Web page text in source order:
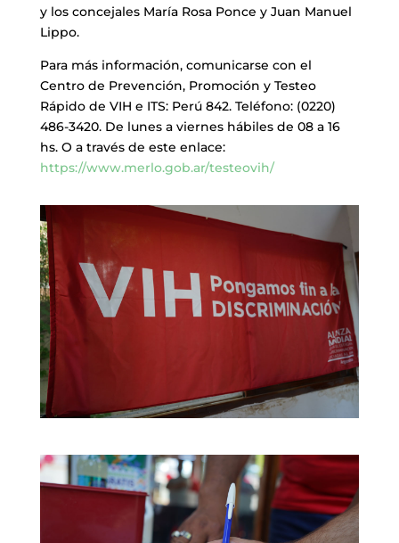
y los concejales María Rosa Ponce y Juan Manuel
Lippo.
Para más información, comunicarse con el
Centro de Prevención, Promoción y Testeo
Rápido de VIH e ITS: Perú 842. Teléfono: (0220)
486-3420. De lunes a viernes hábiles de 08 a 16
hs. O a través de este enlace:
https://www.merlo.gob.ar/testeovih/